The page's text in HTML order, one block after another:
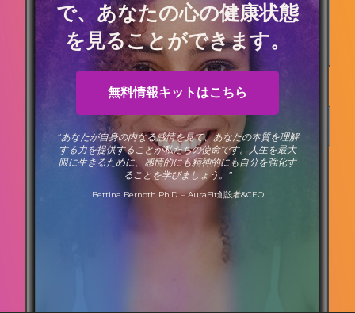
で、あなたの心の健康状態
を見ることができます。
無料情報キットはこちら
“あなたが自身の内なる感情を見て、あなたの本質を理解
する力を提供することが私たちの使命です。人生を最大
限に生きるために、感情的にも精神的にも自分を強化す
ることを学びましょう。”
Bettina Bernoth Ph.D. – AuraFit創設者&CEO